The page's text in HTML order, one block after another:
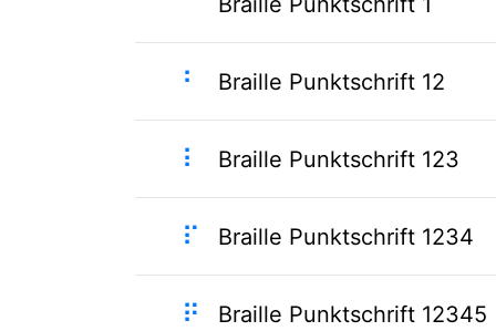
⠃ Braille Punktschrift 12
⠇ Braille Punktschrift 123
⠏ Braille Punktschrift 1234
⠟ Braille Punktschrift 12345